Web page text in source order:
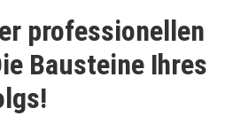
professionellen
Bausteine Ihres